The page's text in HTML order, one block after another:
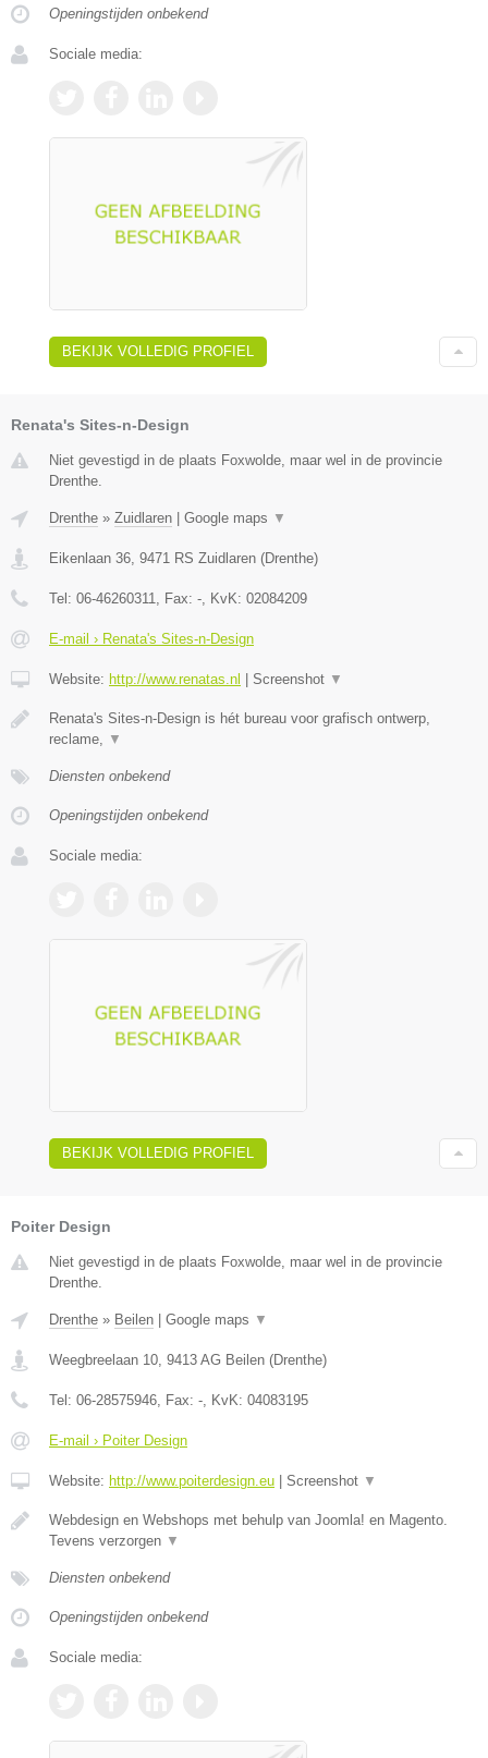
Openingstijden onbekend
Sociale media:
BEKIJK VOLLEDIG PROFIEL
Renata's Sites-n-Design
Niet gevestigd in de plaats Foxwolde, maar wel in de provincie
Drenthe.
Drenthe » Zuidlaren Google maps ▼
Eikenlaan 36 9471 RS Zuidlaren (Drenthe)
Tel: 06-46260311 , Fax: - , KvK: 02084209
E-mail › Renata's Sites-n-Design
Website: http://www.renatas.nl Screenshot ▼
Renata's Sites-n-Design is hét bureau voor grafisch ontwerp,
reclame,
▼
Diensten onbekend
Openingstijden onbekend
Sociale media:
BEKIJK VOLLEDIG PROFIEL
Poiter Design
Niet gevestigd in de plaats Foxwolde, maar wel in de provincie
Drenthe.
Drenthe » Beilen | Google maps ▼
Weegbreelaan 10 9413 AG Beilen (Drenthe)
Tel: 06-28575946 , Fax: - , KvK: 04083195
E-mail › Poiter Design
Website: http://www.poiterdesign.eu | Screenshot ▼
Webdesign en Webshops met behulp van Joomla! en Magento.
Tevens verzorgen ▼
Diensten onbekend
Openingstijden onbekend
Sociale media: